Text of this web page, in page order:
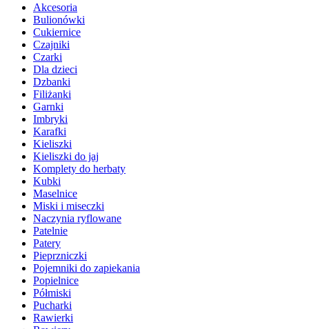
Akcesoria
Bulionówki
Cukiernice
Czajniki
Czarki
Dla dzieci
Dzbanki
Filiżanki
Garnki
Imbryki
Karafki
Kieliszki
Kieliszki do jaj
Komplety do herbaty
Kubki
Maselnice
Miski i miseczki
Naczynia ryflowane
Patelnie
Patery
Pieprzniczki
Pojemniki do zapiekania
Popielnice
Półmiski
Pucharki
Rawierki